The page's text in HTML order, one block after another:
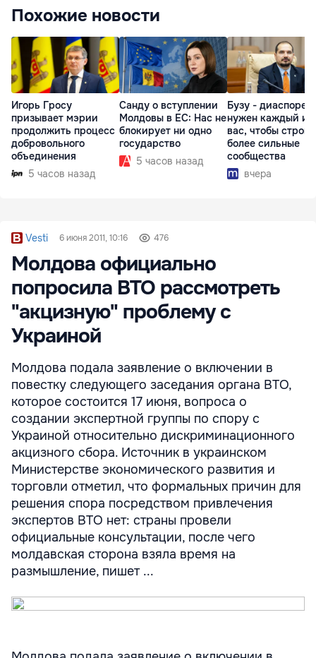
Похожие новости
Игорь Гросу
призывает мэрии
продолжить процесс
добровольного
объединения
5 часов назад
Санду о вступлении
Молдовы в ЕС: Нас не
блокирует ни одно
государство
5 часов назад
Бузу - диаспоре:
нужен каждый из
вас, чтобы
более сильные
сообщества
вчера
Vesti 6 июня 2011, 10:16 476
Молдова официально
попросила ВТО рассмотреть
"акцизную" проблему с
Украиной
Молдова подала заявление о включении в
повестку следующего заседания органа ВТО,
которое состоится 17 июня, вопроса о
создании экспертной группы по спору с
Украиной относительно дискриминационного
акцизного сбора. Источник в украинском
Министерстве экономического развития и
торговли отметил, что формальных причин для
решения спора посредством привлечения
экспертов ВТО нет: страны провели
официальные консультации, после чего
молдавская сторона взяла время на
размышление, пишет ...